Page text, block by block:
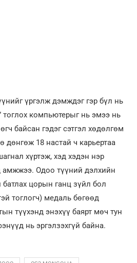
үргэлж дэмждэг гэр бүл нь
тоглох компьютерыг нь эмээ нь
байсан гэдэг сэтгэл хөдөлгөм
дөнгөж 18 настай ч карьертаа
хүртэж, хэд хэдэн нэр
амжжээ. Одоо түүний дэлхийн
батлах цорын ганц зүйл бол
тоглогч) медаль бөгөөд
түүхэнд энэхүү баярт мөч тун
нь эргэлзэхгүй байна.